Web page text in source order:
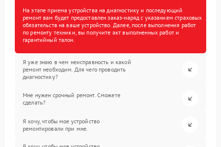
На этапе приема устройства на диагностику и последующий
ремонт вам будет предоставлен заказ-наряд с указанием страховых
обязательств на ваше устройство. Далее, после выполнения работ
по ремонту техники, вы получите акт выполненных работ и
гарантийный талон.
Я уже знаю в чем неисправность и какой
ремонт необходим. Для чего проводить
диагностику?
Мне нужен срочный ремонт. Сможете
сделать?
Я хочу, чтобы мое устройство
ремонтировали при мне.